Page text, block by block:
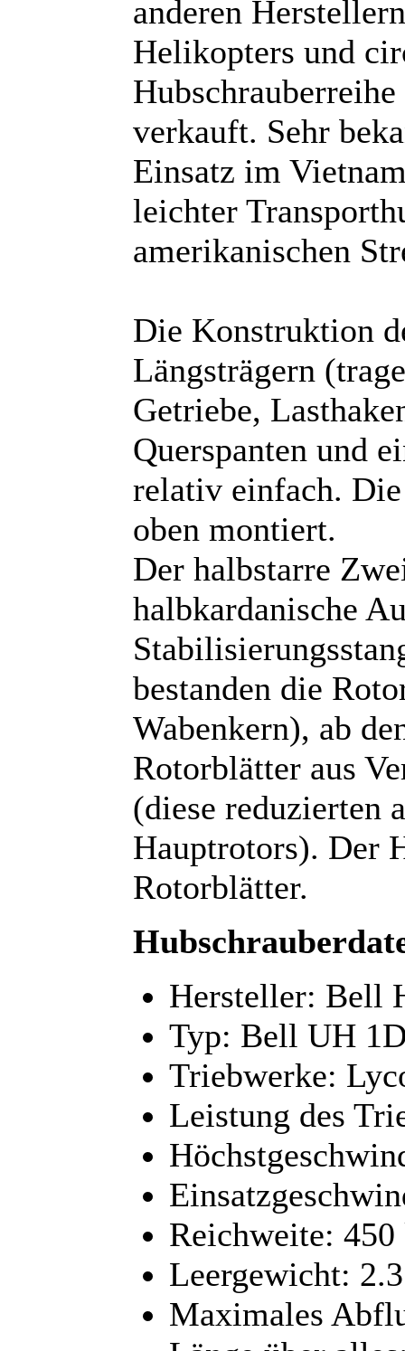
anderen
Helikopters und
verkauft. Sehr
Einsatz im
leichter
amerikanischen
Die Konstruktion
Längsträgern
Getriebe,
Querspanten und
relativ einfach.
oben montiert.
Der halbstarre
halbkardanische
bestanden die
Wabenkern), ab
Rotorblätter aus
(diese reduzierten
Hauptrotors). Der
Rotorblätter.
Hersteller: Bell
Typ: Bell UH
Triebwerke:
Leistung des
Reichweite: 450
Leergewicht:
Maximales